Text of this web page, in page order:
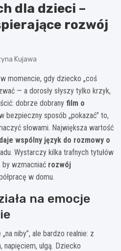
dla dzieci –
rozwój
Kujawa
momencie, gdy dziecko „coś
— a dorosły słyszy tylko krzyk,
dobrze dobrany film o
bezpieczny sposób „pokazać” to,
słowami. Największa wartość
wspólny język do rozmowy o
Wystarczy kilka trafnych tytułów
wzmacniać rozwój
w domu.
na emocje
niby”, ale bardzo realnie: z
ulgą. Dziecko